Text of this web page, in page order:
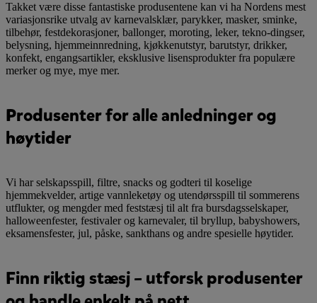
Takket være disse fantastiske produsentene kan vi ha Nordens mest
variasjonsrike utvalg av karnevalsklær, parykker, masker, sminke,
tilbehør, festdekorasjoner, ballonger, moroting, leker, tekno-dingser,
belysning, hjemmeinnredning, kjøkkenutstyr, barutstyr, drikker,
konfekt, engangsartikler, eksklusive lisensprodukter fra populære
merker og mye, mye mer.
Produsenter for alle anledninger og
høytider
Vi har selskapsspill, filtre, snacks og godteri til koselige
hjemmekvelder, artige vannleketøy og utendørsspill til sommerens
utflukter, og mengder med feststæsj til alt fra bursdagsselskaper,
halloweenfester, festivaler og karnevaler, til bryllup, babyshowers,
eksamensfester, jul, påske, sankthans og andre spesielle høytider.
Finn riktig stæsj – utforsk produsenter